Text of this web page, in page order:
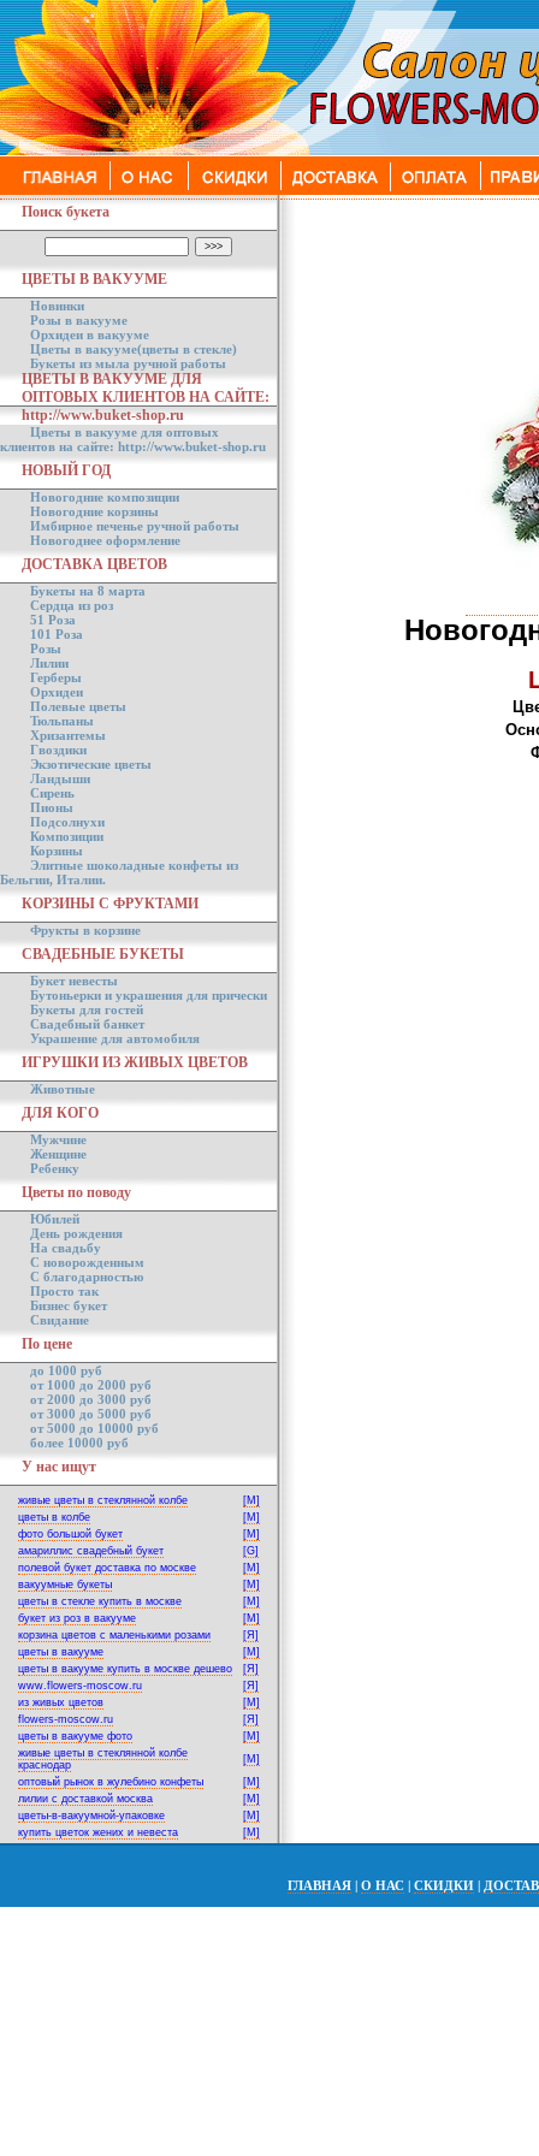
Поиск букета
ЦВЕТЫ В ВАКУУМЕ
Новинки
Розы в вакууме
Орхидеи в вакууме
Цветы в вакууме(цветы в стекле)
Букеты из мыла ручной работы
ЦВЕТЫ В ВАКУУМЕ ДЛЯ
ОПТОВЫХ КЛИЕНТОВ НА САЙТЕ:
http://www.buket-shop.ru
Цветы в вакууме для оптовых
клиентов на сайте: http://www.buket-shop.ru
НОВЫЙ ГОД
Новогодние композиции
Новогодние корзины
Имбирное печенье ручной работы
Новогоднее оформление
ДОСТАВКА ЦВЕТОВ
Букеты на 8 марта
Сердца из роз
51 Роза
101 Роза
Розы
Лилии
Герберы
Орхидеи
Полевые цветы
Тюльпаны
Хризантемы
Гвоздики
Экзотические цветы
Ландыши
Сирень
Пионы
Подсолнухи
Композиции
Корзины
Элитные шоколадные конфеты из
Бельгии, Италии.
КОРЗИНЫ С ФРУКТАМИ
Фрукты в корзине
СВАДЕБНЫЕ БУКЕТЫ
Букет невесты
Бутоньерки и украшения для прически
Букеты для гостей
Свадебный банкет
Украшение для автомобиля
ИГРУШКИ ИЗ ЖИВЫХ ЦВЕТОВ
Животные
ДЛЯ КОГО
Мужчине
Женщине
Ребенку
Цветы по поводу
Юбилей
День рождения
На свадьбу
С новорожденным
С благодарностью
Просто так
Бизнес букет
Свидание
По цене
до 1000 руб
от 1000 до 2000 руб
от 2000 до 3000 руб
от 3000 до 5000 руб
от 5000 до 10000 руб
более 10000 руб
У нас ищут
живые цветы в стеклянной колбе
[M]
цветы в колбе
[M]
фото большой букет
[M]
амариллис свадебный букет
[G]
полевой букет доставка по москве
[M]
вакуумные букеты
[M]
цветы в стекле купить в москве
[M]
букет из роз в вакууме
[M]
корзина цветов с маленькими розами
[Я]
цветы в вакууме
[M]
цветы в вакууме купить в москве дешево
[Я]
www.flowers-moscow.ru
[Я]
из живых цветов
[M]
flowers-moscow.ru
[Я]
цветы в вакууме фото
[M]
живые цветы в стеклянной колбе
краснодар
[M]
оптовый рынок в жулебино конфеты
[M]
лилии с доставкой москва
[M]
цветы-в-вакуумной-упаковке
[M]
купить цветок жених и невеста
[M]
ГЛАВНАЯ | О НАС | СКИДКИ |